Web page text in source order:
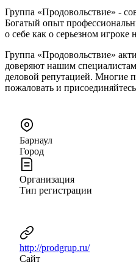
Группа «Продовольствие» -
Богатый опыт
о себе как о серьезном
Группа «Продовольствие»
доверяют нашим
деловой репутацией. Многие
пожаловать и
Барнаул
Город
Организация
Тип регистрации
http://prodgrup.ru/
Сайт